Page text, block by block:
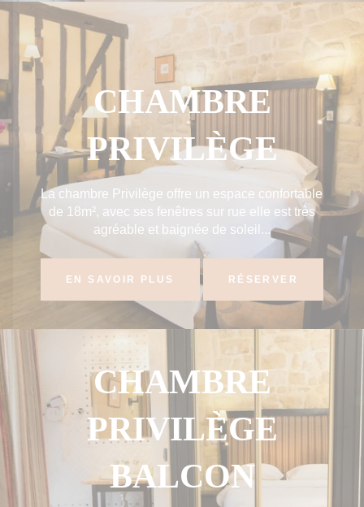
CHAMBRE
PRIVILÈGE
La chambre Privilège offre un espace confortable
de 18m², avec ses fenêtres sur rue elle est très
agréable et baignée de soleil...
EN SAVOIR PLUS RÉSERVER
CHAMBRE
PRIVILÈGE
BALCON